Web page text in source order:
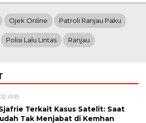
Ojek Online Patroli Ranjau Paku
Polisi Lalu Lintas Ranjau
WIB
Terkait Kasus Satelit: Saat
Tak Menjabat di Kemhan